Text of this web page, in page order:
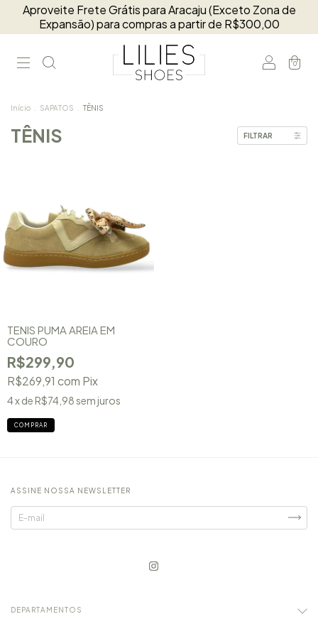
Aproveite Frete Grátis para Aracaju (Exceto Zona de
Expansão) para compras a partir de R$300,00
0
Início SAPATOS TÊNIS
TÊNIS FILTRAR
TENIS PUMA AREIA EM
COURO
R$299,90
R$269,91 com Pix
4x de R$74,98 sem juros
COMPRAR
ASSINE NOSSA NEWSLETTER
DEPARTAMENTOS